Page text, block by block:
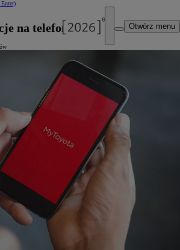
Enter)
Otwórz menu
na telefon